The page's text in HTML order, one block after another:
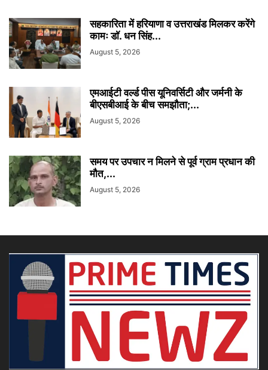
सहकारिता में हरियाणा व उत्तराखंड मिलकर करेंगे
कामः डाॅ. धन सिंह...
August 5, 2026
एमआईटी वर्ल्ड पीस यूनिवर्सिटी और जर्मनी के
बीएसबीआई के बीच समझौता;...
August 5, 2026
समय पर उपचार न मिलने से पूर्व ग्राम प्रधान की
मौत,...
August 5, 2026